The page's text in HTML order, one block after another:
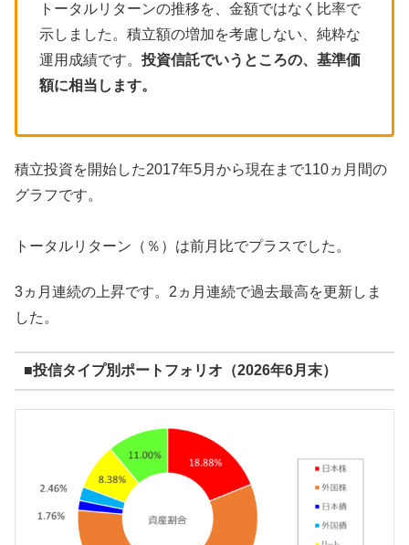
トータルリターンの推移を、金額ではなく比率で
示しました。積立額の増加を考慮しない、純粋な
運用成績です。 投資信託でいうところの、基準価
額に相当します。
積立投資を開始した2017年5月から現在まで110ヵ月間の
グラフです。
トータルリターン（％）は前月比でプラスでした。
3ヵ月連続の上昇です。2ヵ月連続で過去最高を更新しま
した。
■投信タイプ別ポートフォリオ（2026年6月末）